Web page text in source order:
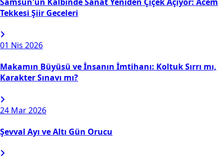
Tekkesi Şiir Geceleri
01 Nis 2026
Makamın Büyüsü ve İnsanın İmtihanı: Koltuk Sırrı mı,
Karakter Sınavı mı?
24 Mar 2026
Şevval Ayı ve Altı Gün Orucu